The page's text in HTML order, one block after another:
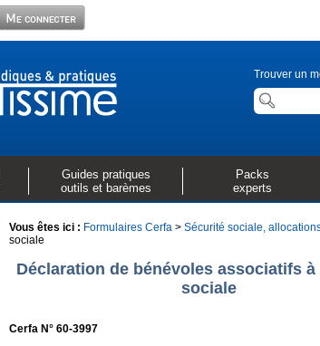
Trouver un
Guides pratiques
outils et barèmes
Packs
experts
Vous êtes ici : Formulaires Cerfa > Sécurité sociale,
sociale
Déclaration de bénévoles associatifs
sociale
Cerfa N° 60-3997